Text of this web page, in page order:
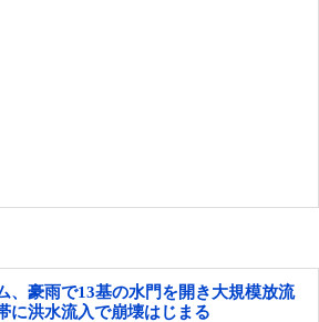
、豪雨で13基の水門を開き大規模放流
に洪水流入で崩壊はじまる